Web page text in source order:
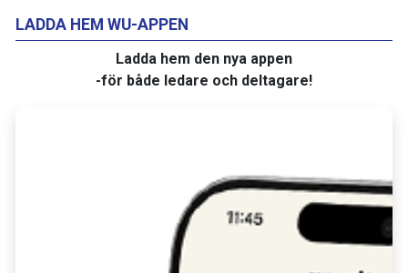
LADDA HEM WU-APPEN
Ladda hem den nya appen
-för både ledare och deltagare!